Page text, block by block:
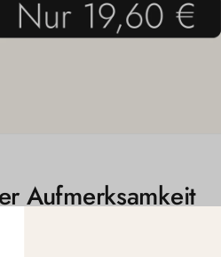
Aufmerksamkeit